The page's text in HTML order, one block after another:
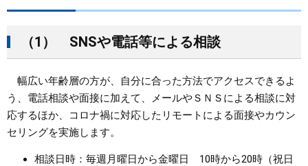
（1） SNSや電話等による相談
幅広い年齢層の方が、自分に合った方法でアクセスできるよ
う、電話相談や面接に加えて、メールやＳＮＳによる相談に対
応するほか、コロナ禍に対応したリモートによる面接やカウン
セリングを実施します。
相談日時：毎週月曜日から金曜日 10時から20時（祝日